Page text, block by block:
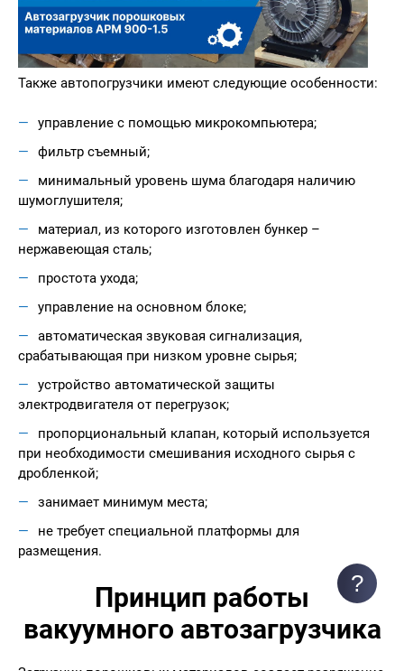
Также автопогрузчики имеют следующие особенности:
управление с помощью микрокомпьютера;
фильтр съемный;
минимальный уровень шума благодаря наличию
шумоглушителя;
материал, из которого изготовлен бункер –
нержавеющая сталь;
простота ухода;
управление на основном блоке;
автоматическая звуковая сигнализация,
срабатывающая при низком уровне сырья;
устройство автоматической защиты
электродвигателя от перегрузок;
пропорциональный клапан, который используется
при необходимости смешивания исходного сырья с
дробленкой;
занимает минимум места;
не требует специальной платформы для
размещения.
Принцип работы
вакуумного автозагрузчика
?